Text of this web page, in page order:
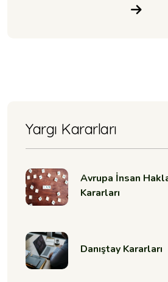
Yargı Kararları
Avrupa İnsan
Kararları
Danıştay Kararları